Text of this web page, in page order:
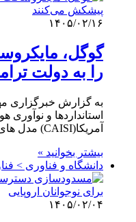
۱۴۰۵/۰۲/۱۶
را به دولت
به گزارش خبرگزاری
استانداردها و
آمریکا(CAISI) مدل های جدیدی…
بیشتر بخوانید »
دانشگاه و فناوری >
۱۴۰۵/۰۲/۰۴